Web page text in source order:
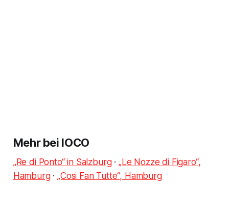
Mehr bei IOCO
„Re di Ponto“ in Salzburg· „Le Nozze di Figaro“,
Hamburg·„Cosi Fan Tutte“, Hamburg